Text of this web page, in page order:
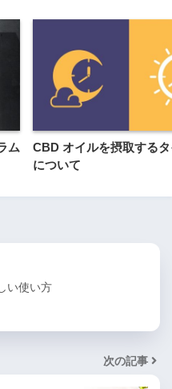
ム
CBD オイルを摂取する
について
い使い方
次の記事